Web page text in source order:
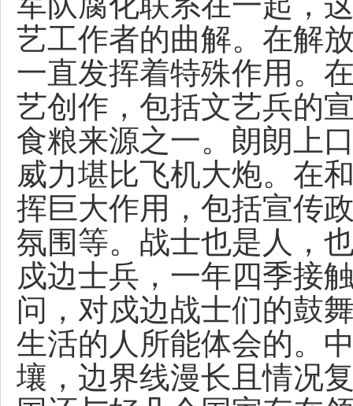
艺工作者的曲解。 在解
一直发挥着特殊作用。
艺创作，包括文艺兵的
食粮来源之一。朗朗上
威力堪比飞机大炮。在
挥巨大作用，包括宣传
氛围等。战士也是人，
戍边士兵，一年四季接
问，对戍边战士们的鼓
生活的人所能体会的。
壤，边界线漫长且情况